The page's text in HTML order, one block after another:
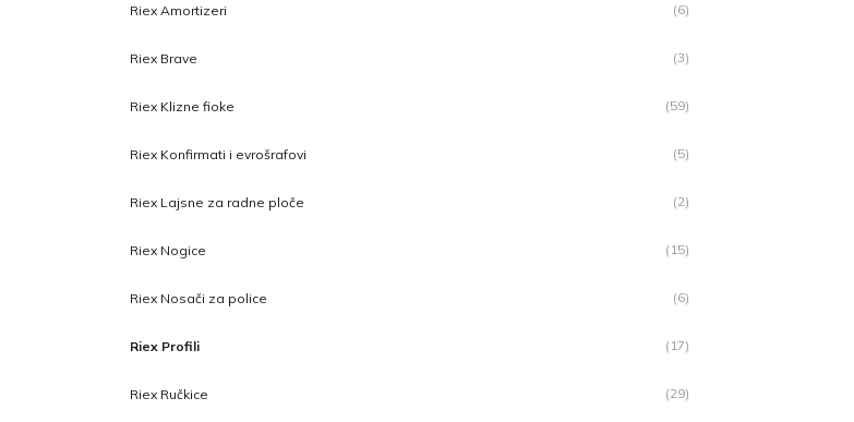
Riex Amortizeri (6)
Riex Brave (3)
Riex Klizne fioke (59)
Riex Konfirmati i evrošrafovi (5)
Riex Lajsne za radne ploče (2)
Riex Nogice (15)
Riex Nosači za police (6)
Riex Profili (17)
Riex Ručkice (29)